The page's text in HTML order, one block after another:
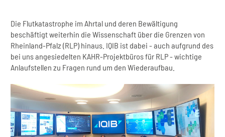
Die Flutkatastrophe im Ahrtal und deren Bewältigung
beschäftigt weiterhin die Wissenschaft über die Grenzen von
Rheinland-Pfalz (RLP) hinaus. IQIB ist dabei - auch aufgrund des
bei uns angesiedelten KAHR-Projektbüros für RLP - wichtige
Anlaufstellen zu Fragen rund um den Wiederaufbau.